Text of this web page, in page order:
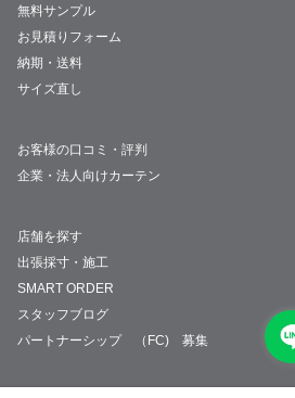
無料サンプル
お見積りフォーム
納期・送料
サイズ直し
お客様の口コミ・評判
企業・法人向けカーテン
店舗を探す
出張採寸・施工
SMART ORDER
スタッフブログ
パートナーシップ （FC) 募集